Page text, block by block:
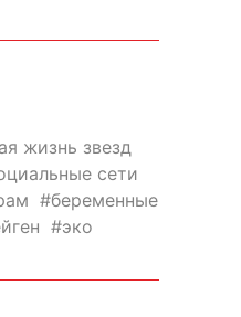
жизнь звезд
сети
беременные
эко